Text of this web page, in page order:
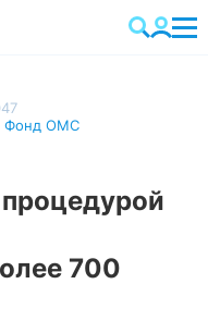
Фонд ОМС
700